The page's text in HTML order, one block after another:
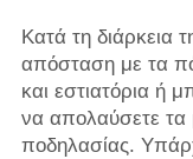
Κατά τη διάρκεια
απόσταση με τα
και εστιατόρια ή
να απολαύσετε τα
ποδηλασίας.